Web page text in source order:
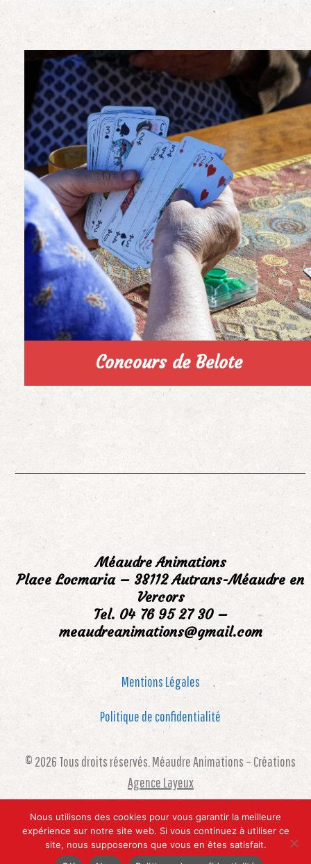
Concours de Belote
Méaudre Animations
Place Locmaria – 38112 Autrans-Méaudre en
Vercors
Tel. 04 76 95 27 30 –
meaudreanimations@gmail.com
Mentions Légales
Politique de confidentialité
© 2026 Tous droits réservés. Méaudre Animations – Créations
Agence Layeux
Nous utilisons des cookies pour vous garantir la meilleure
expérience sur notre site web. Si vous continuez à utiliser ce
site, nous supposerons que vous en êtes satisfait.